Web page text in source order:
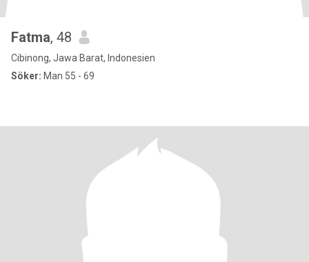
Fatma, 48
Cibinong, Jawa Barat, Indonesien
Söker: Man 55 - 69